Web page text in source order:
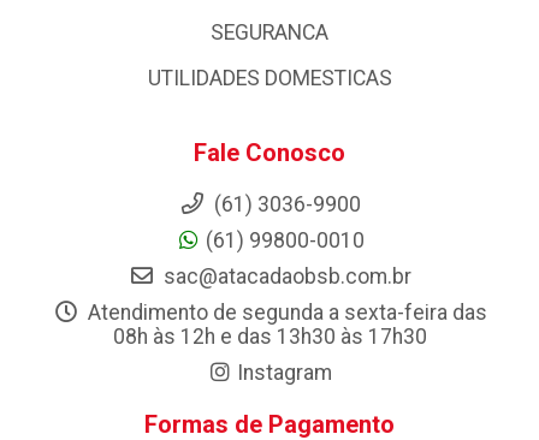
SEGURANCA
UTILIDADES DOMESTICAS
Fale Conosco
(61) 3036-9900
(61) 99800-0010
sac@atacadaobsb.com.br
Atendimento de segunda a sexta-feira das
08h às 12h e das 13h30 às 17h30
Instagram
Formas de Pagamento